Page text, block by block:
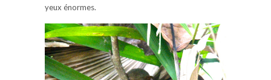
yeux énormes.